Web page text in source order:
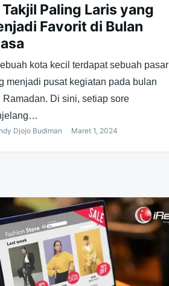
Takjil Paling Laris yang
Favorit di Bulan
kota kecil terdapat sebuah pasar
menjadi pusat kegiatan pada bulan
Ramadan. Di sini, setiap sore
Djojo Budiman Maret 1, 2024